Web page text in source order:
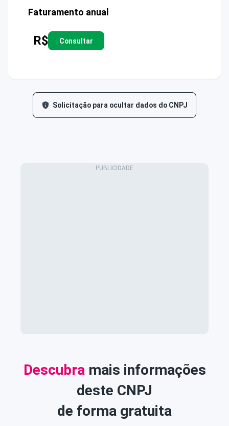
Faturamento anual
R$ Consultar
Solicitação para ocultar dados do CNPJ
Descubramais informações
deste CNPJ
de forma gratuita